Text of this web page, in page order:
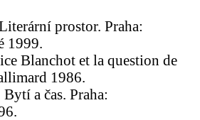
prostor. Praha:
1999.
Blanchot et la question de
1986.
a čas. Praha: